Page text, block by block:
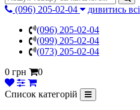
(096) 205-02-04
дивитись всі
(096) 205-02-04
(099) 205-02-04
(073) 205-02-04
0 грн
0
Список категорій